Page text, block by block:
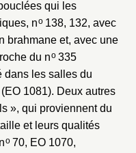
qui les
no138, 132, avec
brahmane et, avec une
du no335
dans les salles du
1081). Deux autres
», qui proviennent du
et leurs qualités
o70, EO 1070,
ajouter la